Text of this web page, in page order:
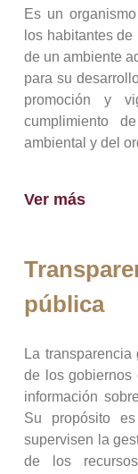
Es un
los habitantes
de un ambiente
para su
promoción y
cumplimiento
ambiental y del
Ver más
pública
La
de los gobiernos
información
Su propósito
supervisen la
de los